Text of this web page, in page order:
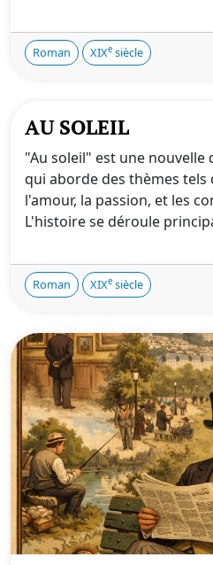
Roman XIXe siècle
AU SOLEIL
"Au soleil" est une nouvelle
qui aborde des thèmes
l'amour, la passion, et les
L'histoire se déroule
Roman XIXe siècle